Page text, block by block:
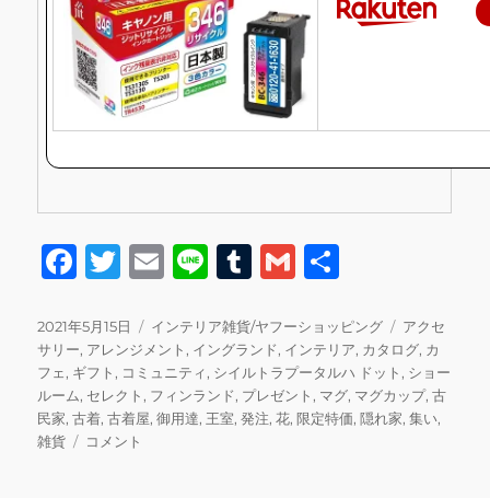
F
c
e
b
o
T
it
te
r
E
ai
l
Li
e
T
m
bl
r
G
ai
l
投
稿
日:
2021年5月15日
カ
テ
ゴ
リ
ー
インテリア雑貨/ヤフーショッピング
タ
グ
アクセ
サリー, アレンジメント , イングランド, インテリア, カタログ, カ
フェ, ギフト , コミュニティ, シイルトラプータルハ ドット , ショー
ルーム, セレクト , フィンランド, プレゼント , マグ, マグカップ,古
民家,古着,古着屋,御用達, 王室,発注,花,限定特価,隠れ家,集い,
雑貨
5
コメント